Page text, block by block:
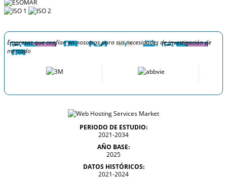
Empresas que confían en nosotros para sus necesidades de investigación de
mercado
PERIODO DE ESTUDIO:
2021-2034
AÑO BASE:
2025
DATOS HISTÓRICOS:
2021-2024